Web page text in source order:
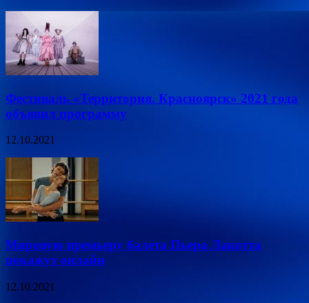
Фестиваль «Территория. Красноярск» 2021 года
объявил программу
12.10.2021
Мировую премьеру балета Пьера Лакотта
покажут онлайн
12.10.2021